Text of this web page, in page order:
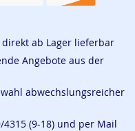
ab Lager lieferbar
Angebote aus der
abwechslungsreicher
(9-18) und per Mail